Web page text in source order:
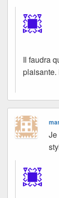
Il faudra
plaisante.
Je